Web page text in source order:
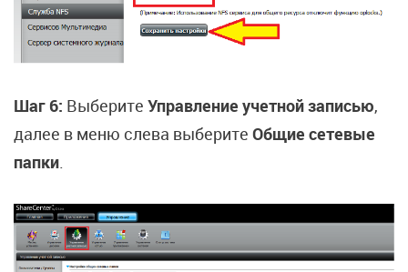
Шаг 6: Выберите Управление учетной записью,
далее в меню слева выберите Общие сетевые
папки.